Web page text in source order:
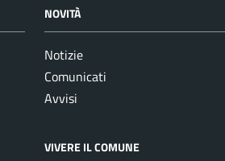
NOVITÀ
Notizie
Comunicati
Avvisi
VIVERE IL COMUNE